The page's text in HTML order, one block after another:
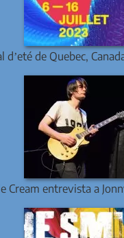
d’eté de Quebec,
Cream entrevista a